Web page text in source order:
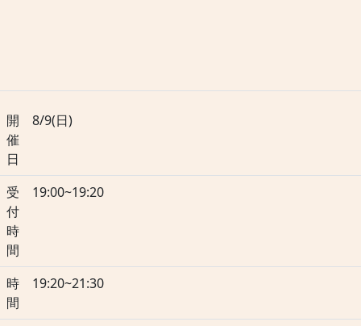
開
催
日
8/9(日)
受
付
時
間
19:00~19:20
時
間
19:20~21:30